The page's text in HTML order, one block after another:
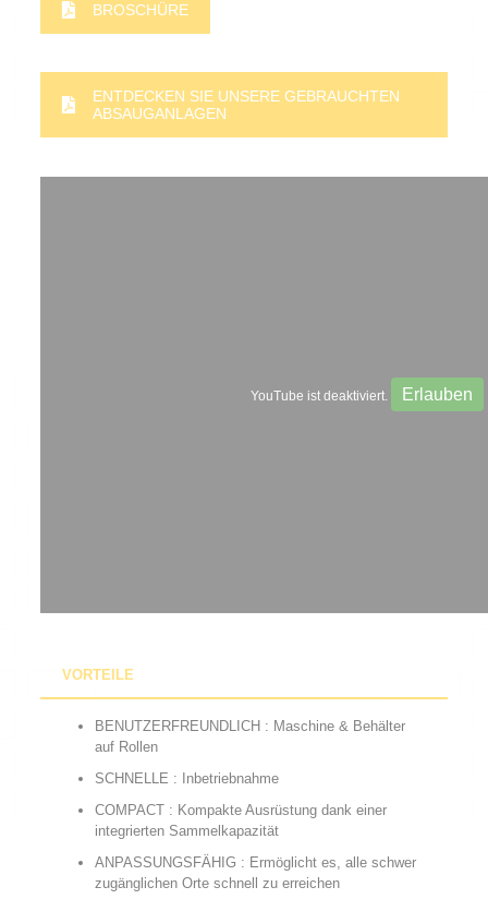
BROSCHÜRE
ENTDECKEN SIE UNSERE GEBRAUCHTEN
ABSAUGANLAGEN
YouTube ist deaktiviert. Erlauben
VORTEILE
BENUTZERFREUNDLICH : Maschine & Behälter
auf Rollen
SCHNELLE : Inbetriebnahme
COMPACT : Kompakte Ausrüstung dank einer
integrierten Sammelkapazität
ANPASSUNGSFÄHIG : Ermöglicht es, alle schwer
zugänglichen Orte schnell zu erreichen